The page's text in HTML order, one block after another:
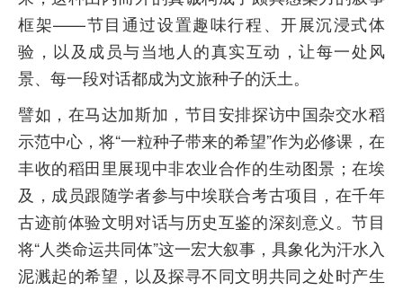
框架——节目通过设置趣味行程、开展沉浸式体
验，以及成员与当地人的真实互动，让每一处风
景、每一段对话都成为文旅种子的沃土。
譬如，在马达加斯加，节目安排探访中国杂交水稻
示范中心，将“一粒种子带来的希望”作为必修课，在
丰收的稻田里展现中非农业合作的生动图景；在埃
及，成员跟随学者参与中埃联合考古项目，在千年
古迹前体验文明对话与历史互鉴的深刻意义。节目
将“人类命运共同体”这一宏大叙事，具象化为汗水入
泥溅起的希望，以及探寻不同文明共同之处时产生